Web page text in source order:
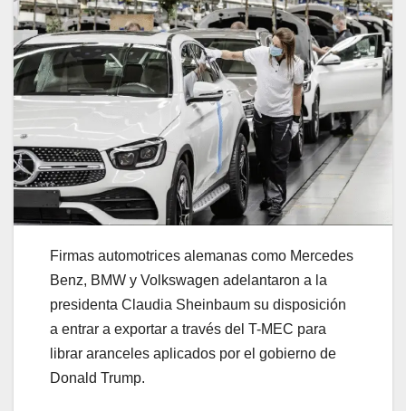
Firmas automotrices alemanas como Mercedes
Benz, BMW y Volkswagen adelantaron a la
presidenta Claudia Sheinbaum su disposición
a entrar a exportar a través del T-MEC para
librar aranceles aplicados por el gobierno de
Donald Trump.